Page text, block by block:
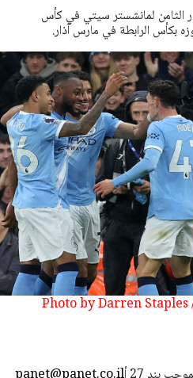
الثامن لمانشستر سيتي في كأس
بكأس الرابطة في مارس آذار.
(Photo by Darren